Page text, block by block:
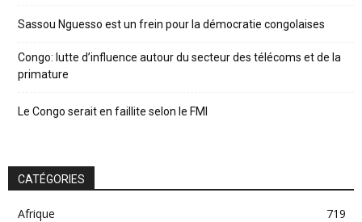
Sassou Nguesso est un frein pour la démocratie congolaises
Congo: lutte d’influence autour du secteur des télécoms et de la
primature
Le Congo serait en faillite selon le FMI
CATÉGORIES
Afrique
719